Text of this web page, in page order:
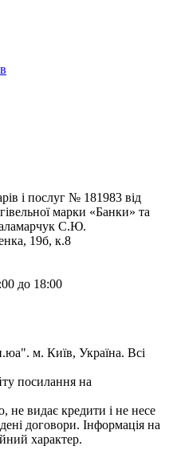
і послуг № 181983 від
марки «Банки» та
С.Ю.
19б, к.8
до 18:00
м. Київ, Україна. Всі
посилання на
не видає кредити і не несе
договори. Інформація на
характер.